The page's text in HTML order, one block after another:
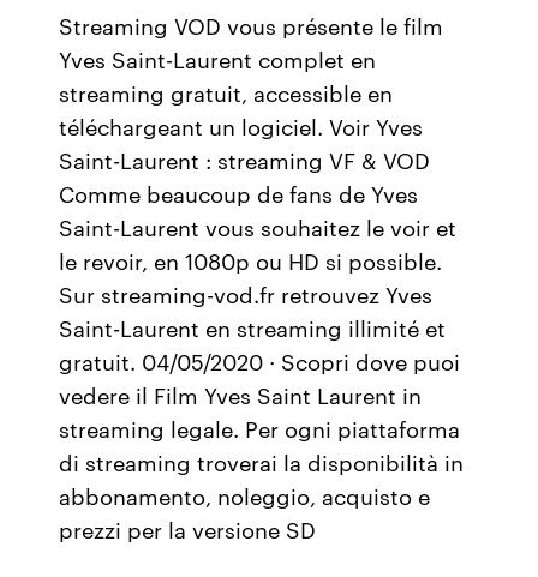
Streaming VOD vous présente le film
Yves Saint-Laurent complet en
streaming gratuit, accessible en
téléchargeant un logiciel. Voir Yves
Saint-Laurent : streaming VF & VOD
Comme beaucoup de fans de Yves
Saint-Laurent vous souhaitez le voir et
le revoir, en 1080p ou HD si possible.
Sur streaming-vod.fr retrouvez Yves
Saint-Laurent en streaming illimité et
gratuit. 04/05/2020 · Scopri dove puoi
vedere il Film Yves Saint Laurent in
streaming legale. Per ogni piattaforma
di streaming troverai la disponibilità in
abbonamento, noleggio, acquisto e
prezzi per la versione SD